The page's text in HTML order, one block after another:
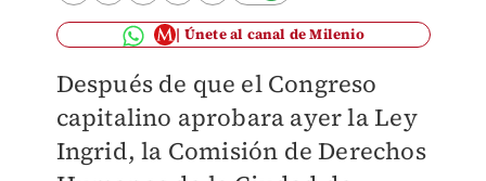
Únete al canal de Milenio
Después de que el Congreso
capitalino aprobara ayer laLey
Ingrid, la Comisión de Derechos